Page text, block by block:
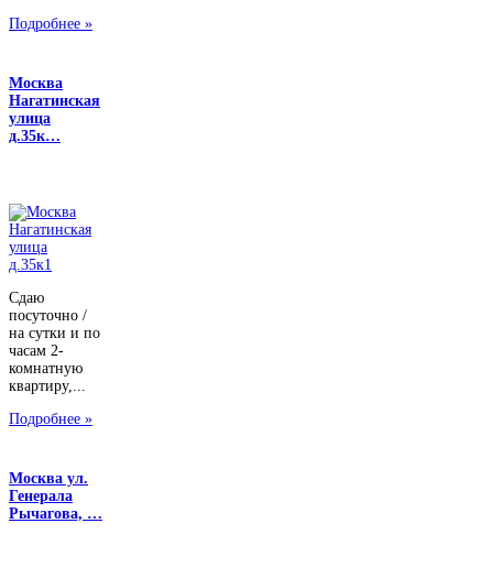
Подробнее »
Москва
Нагатинская
улица
д.35к…
Сдаю
посуточно /
на сутки и по
часам 2-
комнатную
квартиру,...
Подробнее »
Москва ул.
Генерала
Рычагова, …